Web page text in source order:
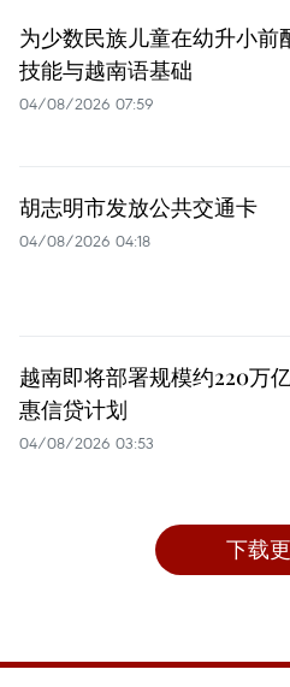
为少数民族儿童在幼升小前
技能与越南语基础
04/08/2026 07:59
胡志明市发放公共交通卡
04/08/2026 04:18
越南即将部署规模约220万
惠信贷计划
04/08/2026 03:53
下载